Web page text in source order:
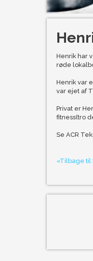
​Henrik har
røde
Henrik var
var ejet af
Privat er
fitness(tro
Se ACR
«Tilbage til